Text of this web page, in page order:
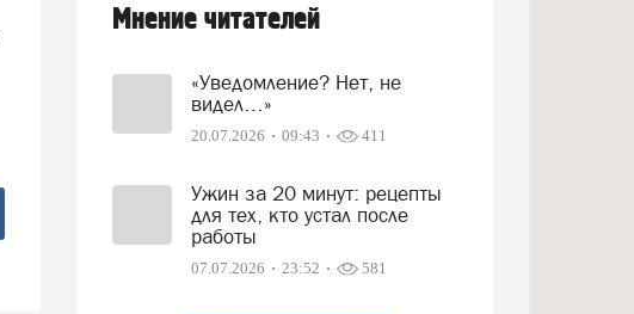
Мнение читателей
«Уведомление? Нет, не
видел…»
20.07.2026 09:43 411
Ужин за 20 минут: рецепты
для тех, кто устал после
работы
07.07.2026 23:52 581